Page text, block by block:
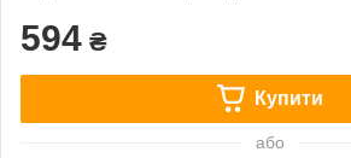
594 ₴
Купити
або